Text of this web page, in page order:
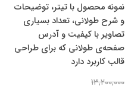
نمونه محصول با تیتر، توضیحات
و شرح طولانی، تعداد بسیاری
تصاویر با کیفیت و آدرس
صفحه‌ی طولانی که برای طراحی
قالب کاربرد دارد
13,200,000